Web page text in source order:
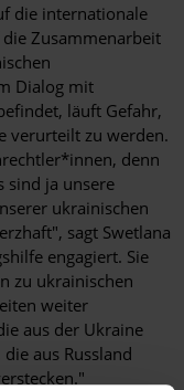
die internationale
Zusammen­arbeit
Dialog mit
läuft Gefahr,
verurteilt zu werden.
denn
sind ja unsere
ukrainischen
sagt Swetlana
engagiert. Sie
zu ukrainischen
weiter
aus der Ukraine
aus Russland